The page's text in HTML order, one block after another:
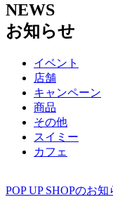
NEWS
お知らせ
イベント
店舗
キャンペーン
商品
その他
スイミー
カフェ
POP UP SHOPのお